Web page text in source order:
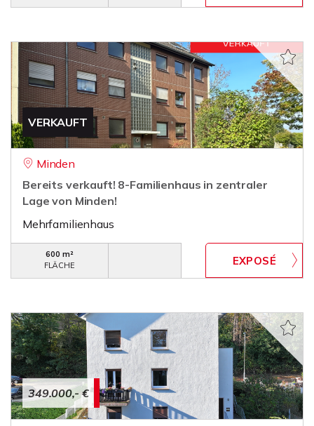
VERKAUFT
Minden
Bereits verkauft! 8-Familienhaus in zentraler
Lage von Minden!
Mehrfamilienhaus
600 m²
FLÄCHE
349.000,- €